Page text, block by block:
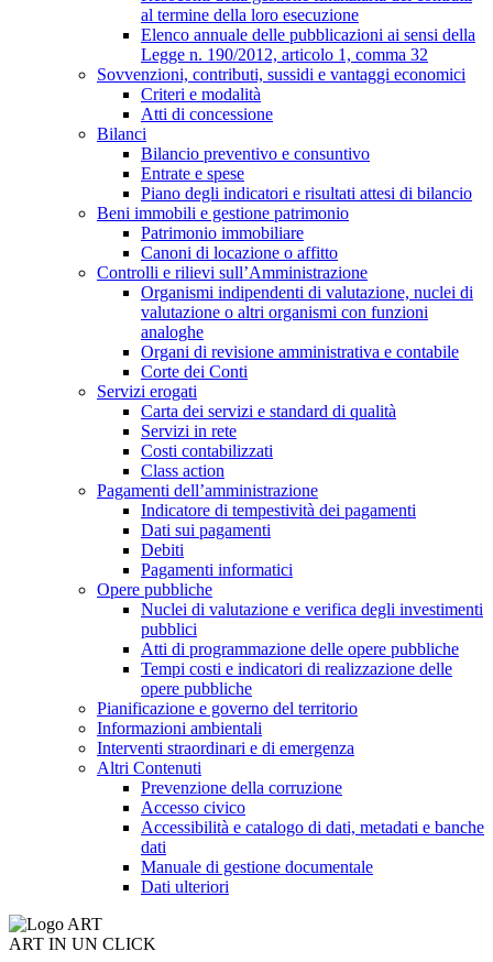
al termine della loro esecuzione
Elenco annuale delle pubblicazioni ai sensi della
Legge n. 190/2012, articolo 1, comma 32
Sovvenzioni, contributi, sussidi e vantaggi economici
Criteri e modalità
Atti di concessione
Bilanci
Bilancio preventivo e consuntivo
Entrate e spese
Piano degli indicatori e risultati attesi di bilancio
Beni immobili e gestione patrimonio
Patrimonio immobiliare
Canoni di locazione o affitto
Controlli e rilievi sull’Amministrazione
Organismi indipendenti di valutazione, nuclei di
valutazione o altri organismi con funzioni
analoghe
Organi di revisione amministrativa e contabile
Corte dei Conti
Servizi erogati
Carta dei servizi e standard di qualità
Servizi in rete
Costi contabilizzati
Class action
Pagamenti dell’amministrazione
Indicatore di tempestività dei pagamenti
Dati sui pagamenti
Debiti
Pagamenti informatici
Opere pubbliche
Nuclei di valutazione e verifica degli investimenti
pubblici
Atti di programmazione delle opere pubbliche
Tempi costi e indicatori di realizzazione delle
opere pubbliche
Pianificazione e governo del territorio
Informazioni ambientali
Interventi straordinari e di emergenza
Altri Contenuti
Prevenzione della corruzione
Accesso civico
Accessibilità e catalogo di dati, metadati e banche
dati
Manuale di gestione documentale
Dati ulteriori
ART IN UN CLICK